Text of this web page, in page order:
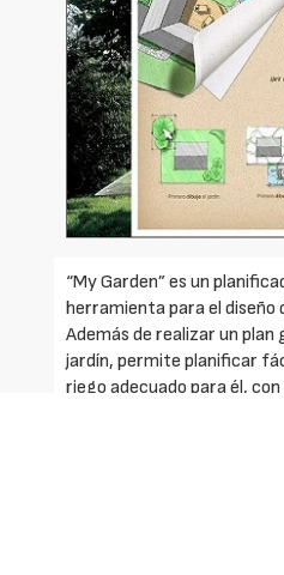
“My Garden” es un
herramienta para el diseño
Además de realizar un plan
jardín, permite planificar
riego adecuado para él,